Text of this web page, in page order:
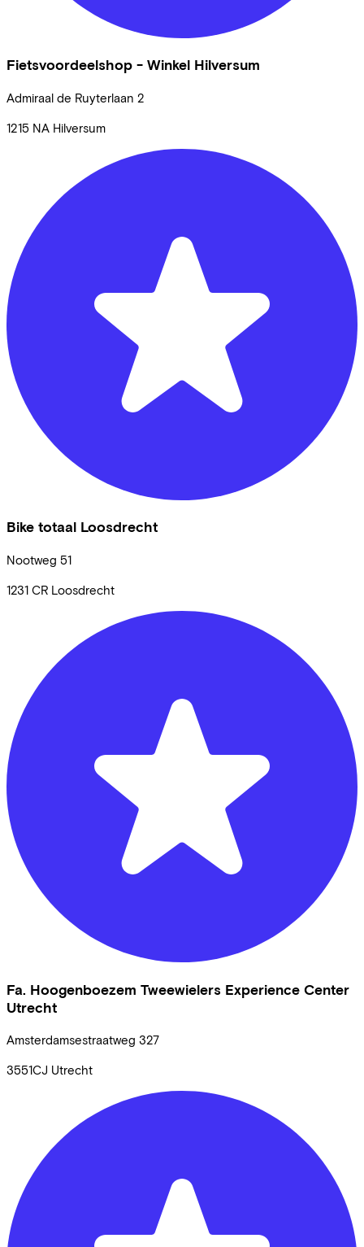
Fietsvoordeelshop - Winkel Hilversum
Admiraal de Ruyterlaan 2
1215 NA Hilversum
Bike totaal Loosdrecht
Nootweg 51
1231 CR Loosdrecht
Fa. Hoogenboezem Tweewielers Experience Center
Utrecht
Amsterdamsestraatweg 327
3551CJ Utrecht